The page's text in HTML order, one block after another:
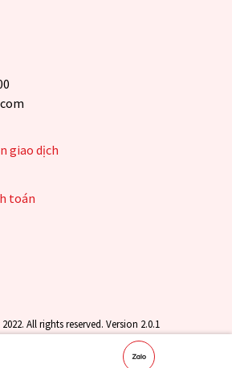
giao dịch
toán
All rights reserved. Version 2.0.1